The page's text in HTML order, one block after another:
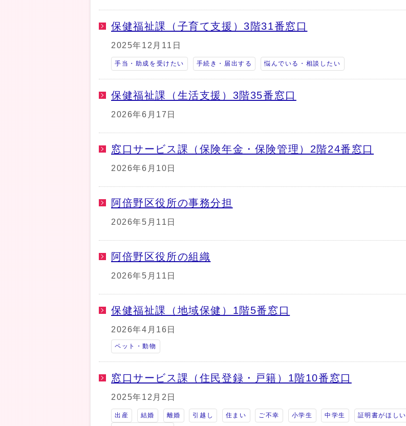
保健福祉課（子育て支援）3階31番窓口
2025年12月11日
手当・助成を受けたい 手続き・届出する 悩んでいる・相談したい
保健福祉課（生活支援）3階35番窓口
2026年6月17日
窓口サービス課（保険年金・保険管理）2階24番窓口
2026年6月10日
阿倍野区役所の事務分担
2026年5月11日
阿倍野区役所の組織
2026年5月11日
保健福祉課（地域保健）1階5番窓口
2026年4月16日
ペット・動物
窓口サービス課（住民登録・戸籍）1階10番窓口
2025年12月2日
出産 結婚 離婚 引越し 住まい ご不幸 小学生 中学生
証明書がほしい